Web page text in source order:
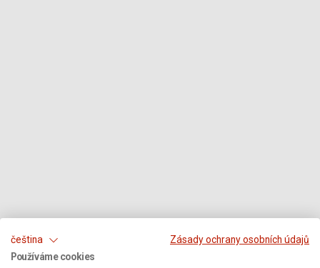
čeština
Zásady ochrany osobních údajů
Používáme cookies